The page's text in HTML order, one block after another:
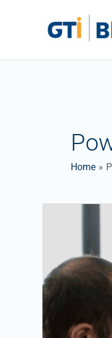
Home
avançada
de
dados